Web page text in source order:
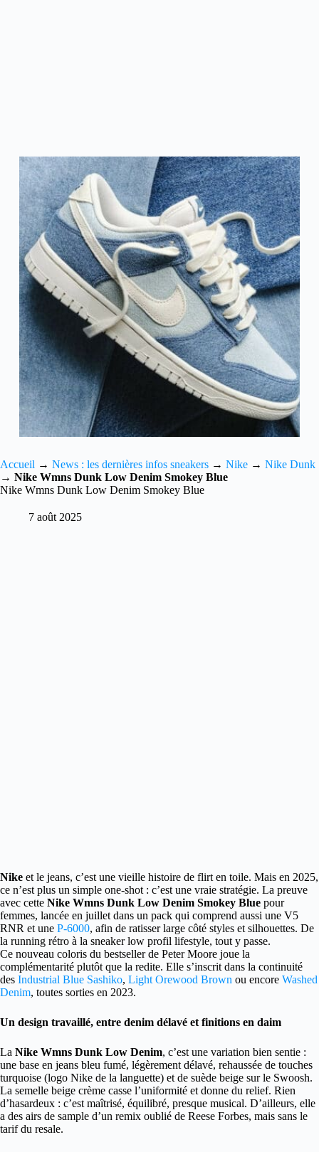
Accueil → News : les dernières infos sneakers → Nike → Nike Dunk
→ Nike Wmns Dunk Low Denim Smokey Blue
Nike Wmns Dunk Low Denim Smokey Blue
7 août 2025
Nike et le jeans, c’est une vieille histoire de flirt en toile. Mais en 2025,
ce n’est plus un simple one-shot : c’est une vraie stratégie. La preuve
avec cette Nike Wmns Dunk Low Denim Smokey Blue pour
femmes, lancée en juillet dans un pack qui comprend aussi une V5
RNR et une P-6000, afin de ratisser large côté styles et silhouettes. De
la running rétro à la sneaker low profil lifestyle, tout y passe.
Ce nouveau coloris du bestseller de Peter Moore joue la
complémentarité plutôt que la redite. Elle s’inscrit dans la continuité
des Industrial Blue Sashiko, Light Orewood Brown ou encore Washed
Denim, toutes sorties en 2023.
Un design travaillé, entre denim délavé et finitions en daim
La Nike Wmns Dunk Low Denim, c’est une variation bien sentie :
une base en jeans bleu fumé, légèrement délavé, rehaussée de touches
turquoise (logo Nike de la languette) et de suède beige sur le Swoosh.
La semelle beige crème casse l’uniformité et donne du relief. Rien
d’hasardeux : c’est maîtrisé, équilibré, presque musical. D’ailleurs, elle
a des airs de sample d’un remix oublié de Reese Forbes, mais sans le
tarif du resale.